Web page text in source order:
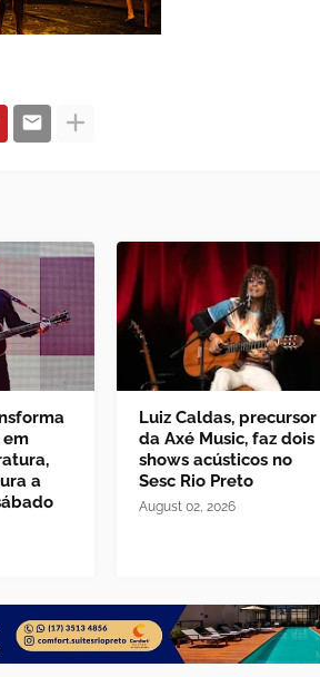
a
Luiz Caldas, precursor
da Axé Music, faz dois
shows acústicos no
Sesc Rio Preto
August 02, 2026